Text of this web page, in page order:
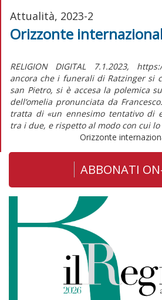
Attualità, 2023-2
Orizzonte
RELIGION DIGITAL 7.1.2023,
ancora che i funerali di Ratzinger si
san Pietro, si è accesa la polemica
dell’omelia pronunciata da
tratta di «un ennesimo tentativo di
tra i due, e rispetto al modo con cui lo
Orizzonte
ABBONATI